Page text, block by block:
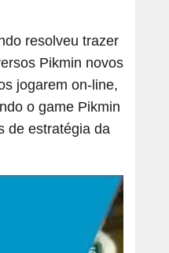
resolveu trazer
Pikmin novos
jogarem on-line,
o game Pikmin
de estratégia da